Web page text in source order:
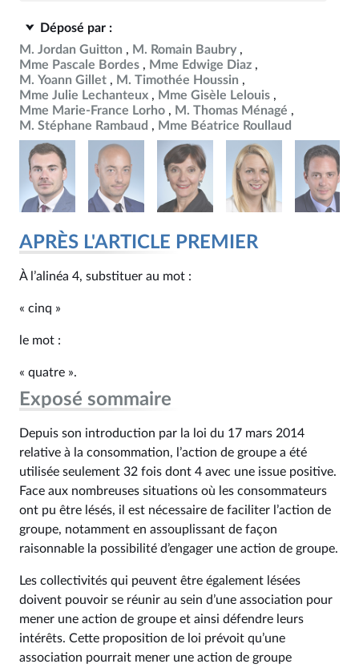
Déposé par :
M. Jordan Guitton
M. Romain Baubry
Mme Pascale Bordes
Mme Edwige Diaz
M. Yoann Gillet
M. Timothée Houssin
Mme Julie Lechanteux
Mme Gisèle Lelouis
Mme Marie-France Lorho
M. Thomas Ménagé
M. Stéphane Rambaud
Mme Béatrice Roullaud
APRÈS L'ARTICLE PREMIER
À l’alinéa 4, substituer au mot :
« cinq »
le mot :
« quatre ».
Exposé sommaire
Depuis son introduction par la loi du 17 mars 2014
relative à la consommation, l’action de groupe a été
utilisée seulement 32 fois dont 4 avec une issue positive.
Face aux nombreuses situations où les consommateurs
ont pu être lésés, il est nécessaire de faciliter l’action de
groupe, notamment en assouplissant de façon
raisonnable la possibilité d’engager une action de groupe.
Les collectivités qui peuvent être également lésées
doivent pouvoir se réunir au sein d’une association pour
mener une action de groupe et ainsi défendre leurs
intérêts. Cette proposition de loi prévoit qu’une
association pourrait mener une action de groupe